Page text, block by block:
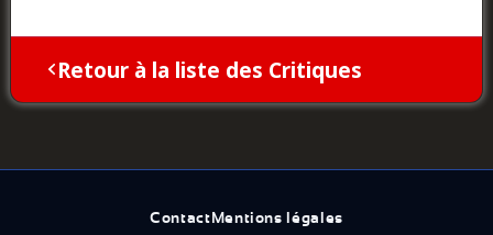
Retour à la liste des Critiques
Contact Mentions légales